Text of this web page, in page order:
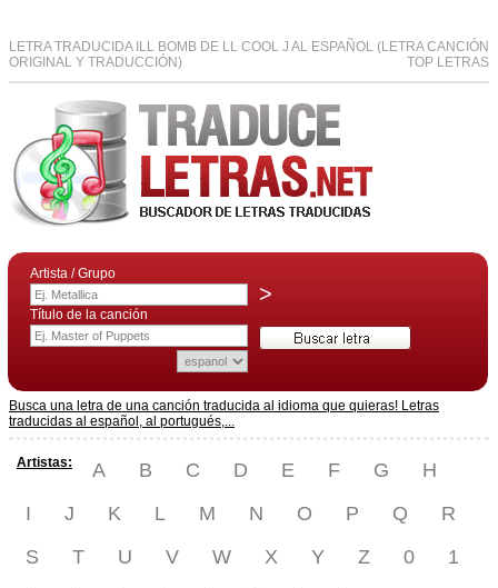
LETRA TRADUCIDA ILL BOMB DE LL COOL J AL ESPAÑOL (LETRA CANCIÓN
ORIGINAL Y TRADUCCIÓN)
TOP LETRAS
Artista / Grupo
>
Título de la canción
Busca una letra de una canción traducida al idioma que quieras! Letras
traducidas al español, al portugués,...
Artistas: A B C D E F G
H
I
J K L M N O P Q
R
S
T U V W X Y Z 0
1